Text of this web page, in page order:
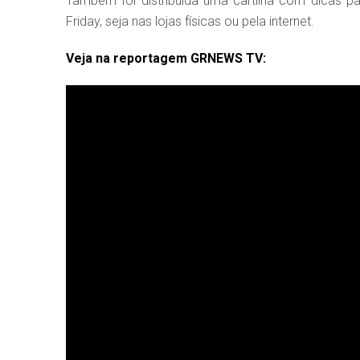
Friday, seja nas lojas físicas ou pela internet.
Veja na reportagem GRNEWS TV: